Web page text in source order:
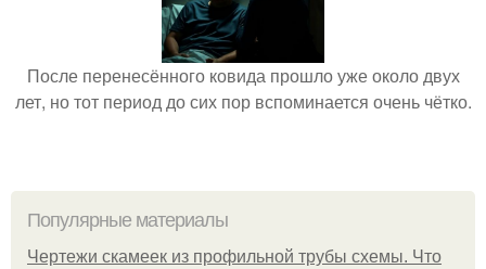
После перенесённого ковида прошло уже около двух
лет, но тот период до сих пор вспоминается очень чётко.
Популярные материалы
Чертежи скамеек из профильной трубы схемы. Что